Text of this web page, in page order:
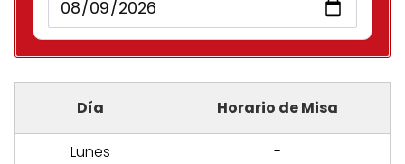
Día Horario de Misa
Lunes
-